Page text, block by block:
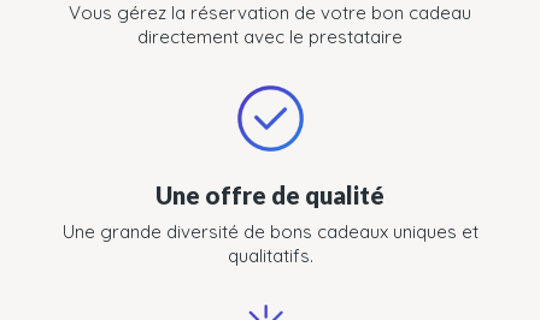
Vous gérez la réservation de votre bon cadeau
directement avec le prestataire
Une offre de qualité
Une grande diversité de bons cadeaux uniques et
qualitatifs.